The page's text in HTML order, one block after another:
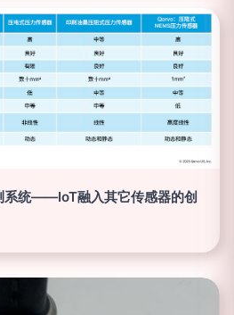
系统——IoT融入其它传感器的创